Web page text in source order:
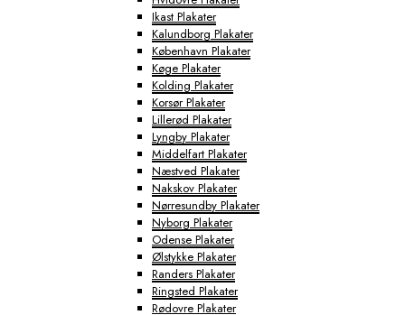
Ikast Plakater
Kalundborg Plakater
København Plakater
Køge Plakater
Kolding Plakater
Korsør Plakater
Lillerød Plakater
Lyngby Plakater
Middelfart Plakater
Næstved Plakater
Nakskov Plakater
Nørresundby Plakater
Nyborg Plakater
Odense Plakater
Ølstykke Plakater
Randers Plakater
Ringsted Plakater
Rødovre Plakater